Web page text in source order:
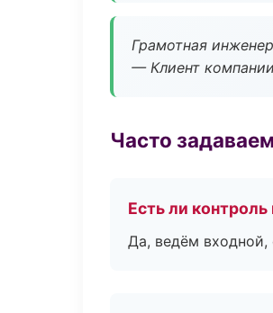
Грамотная
— Клиент компании
Часто
Есть ли контроль
Да, ведём